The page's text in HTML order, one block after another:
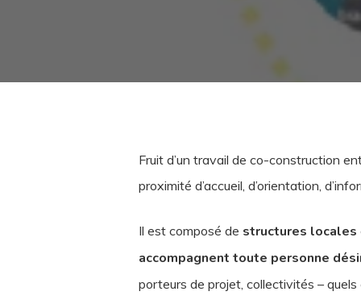
Fruit d’un travail de co-construction
proximité d’accueil, d’orientation,
Il est composé de structures locales
accompagnent toute personne
porteurs de projet, collectivités –